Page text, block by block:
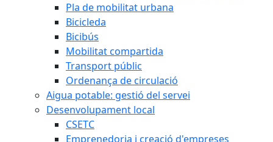
Pla de mobilitat urbana
Bicicleda
Bicibús
Mobilitat compartida
Transport públic
Ordenança de circulació
Aigua potable: gestió del servei
Desenvolupament local
CSETC
Emprenedoria i creació d'empreses